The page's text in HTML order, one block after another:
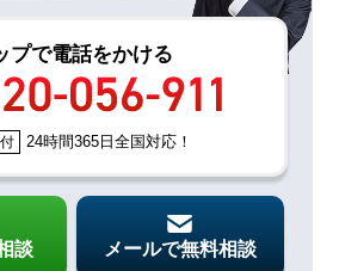
プで電話をかける
24時間365日全国対応！
談 メールで無料相談